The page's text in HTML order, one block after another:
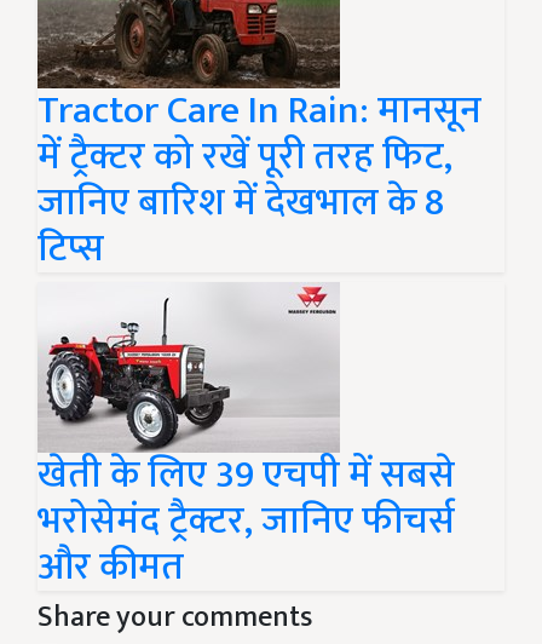
Tractor Care In Rain: मानसून
में ट्रैक्टर को रखें पूरी तरह फिट,
जानिए बारिश में देखभाल के 8
टिप्स
खेती के लिए 39 एचपी में सबसे
भरोसेमंद ट्रैक्टर, जानिए फीचर्स
और कीमत
Share your comments